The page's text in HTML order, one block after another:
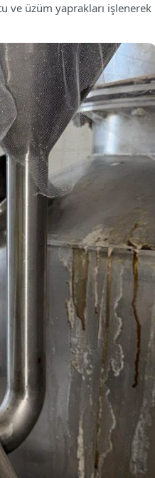
ve üzüm yaprakları işlenerek